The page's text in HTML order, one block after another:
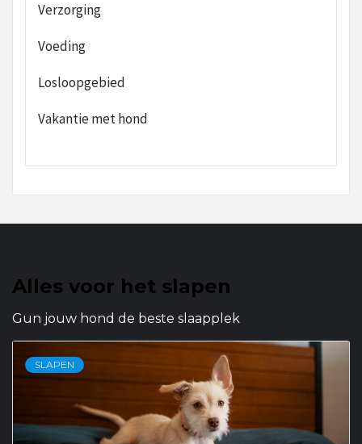
Verzorging
Voeding
Losloopgebied
Vakantie met hond
Alles voor het slapen
Gun jouw hond de beste slaapplek
SLAPEN